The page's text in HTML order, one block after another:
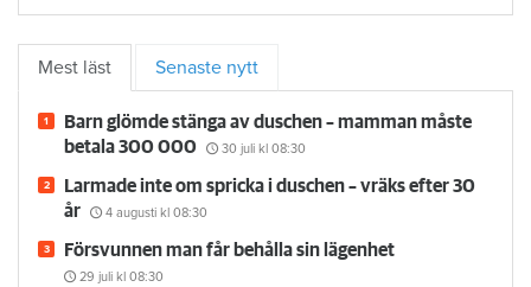
Mest läst Senaste nytt
Barn glömde stänga av duschen – mamman måste
betala 300 000
30 juli kl 08:30
Larmade inte om spricka i duschen – vräks efter 30
år
4 augusti kl 08:30
Försvunnen man får behålla sin lägenhet
29 juli kl 08:30